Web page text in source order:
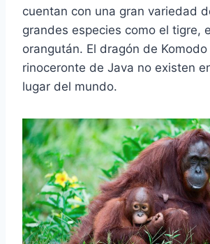
cuentan con una gran variedad
grandes especies como el tigre,
orangután. El dragón de Komodo
rinoceronte de Java no existen
lugar del mundo.